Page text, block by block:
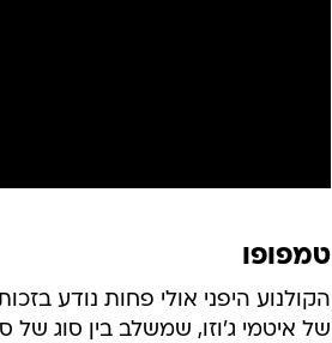
טמפופו
של איטמי ג'וזו, שמשלב בין סוג של